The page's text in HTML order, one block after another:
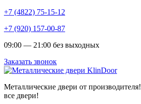
+7 (4822) 75-15-12
+7 (920) 157-00-87
09:00 — 21:00 без выходных
Заказать звонок
Металлические двери от производителя!
все двери!